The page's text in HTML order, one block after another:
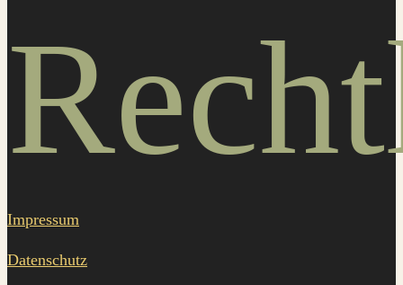
Impressum
Datenschutz